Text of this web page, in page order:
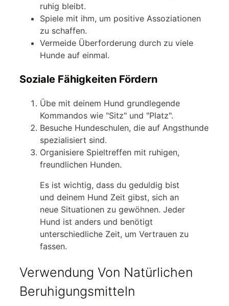
ruhig bleibt.
Spiele mit ihm, um positive Assoziationen
zu schaffen.
Vermeide Überforderung durch zu viele
Hunde auf einmal.
Soziale Fähigkeiten Fördern
Übe mit deinem Hund grundlegende
Kommandos wie "Sitz" und "Platz".
Besuche Hundeschulen, die auf Angsthunde
spezialisiert sind.
Organisiere Spieltreffen mit ruhigen,
freundlichen Hunden.
Es ist wichtig, dass du geduldig bist
und deinem Hund Zeit gibst, sich an
neue Situationen zu gewöhnen. Jeder
Hund ist anders und benötigt
unterschiedliche Zeit, um Vertrauen zu
fassen.
Verwendung Von Natürlichen
Beruhigungsmitteln